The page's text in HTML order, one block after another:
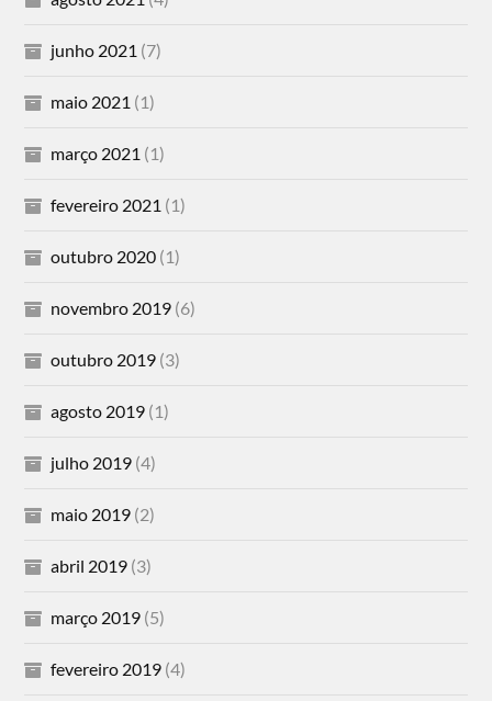
junho 2021 (7)
maio 2021 (1)
março 2021 (1)
fevereiro 2021 (1)
outubro 2020 (1)
novembro 2019 (6)
outubro 2019 (3)
agosto 2019 (1)
julho 2019 (4)
maio 2019 (2)
abril 2019 (3)
março 2019 (5)
fevereiro 2019 (4)